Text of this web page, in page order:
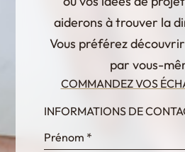
aiderons à trouver la
Vous préférez
par vous-
COMMANDEZ VOS
InternalFormDataPassing
INFORMATIONS DE